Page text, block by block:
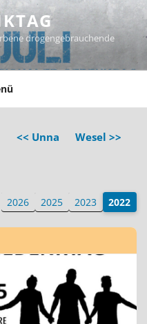
drogengebrauchende
Wesel >>
<< Unna
2026 2025 2023 2022